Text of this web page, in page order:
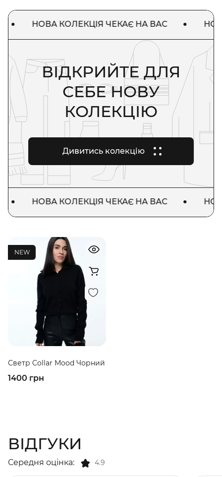
НОВА КОЛЕКЦІЯ ЧЕКАЄ НА ВАС НОВА
ВІДКРИЙТЕ ДЛЯ
СЕБЕ НОВУ
КОЛЕКЦІЮ
Дивитись колекцію
НОВА КОЛЕКЦІЯ ЧЕКАЄ НА ВАС НОВА
NEW
Светр Collar Mood Чорний
1400 грн
ВІДГУКИ
Середня оцінка: 4.9